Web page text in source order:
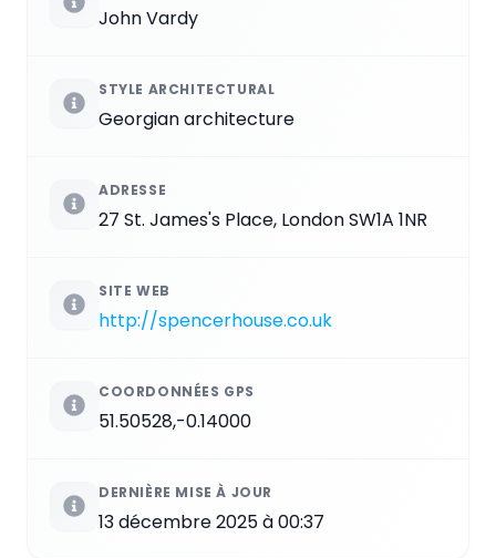
John Vardy
STYLE ARCHITECTURAL
Georgian architecture
ADRESSE
27 St. James's Place, London SW1A 1NR
SITE WEB
http://spencerhouse.co.uk
COORDONNÉES GPS
51.50528,-0.14000
DERNIÈRE MISE À JOUR
13 décembre 2025 à 00:37